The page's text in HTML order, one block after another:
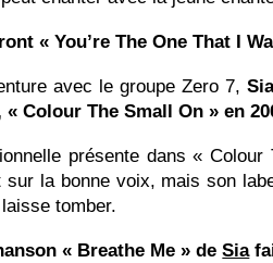
« You’re The One That I
avec le groupe Zero 7,
Colour The Small On » en
présente dans «
sur la bonne voix, mais son
tomber.
« Breathe Me » deSia